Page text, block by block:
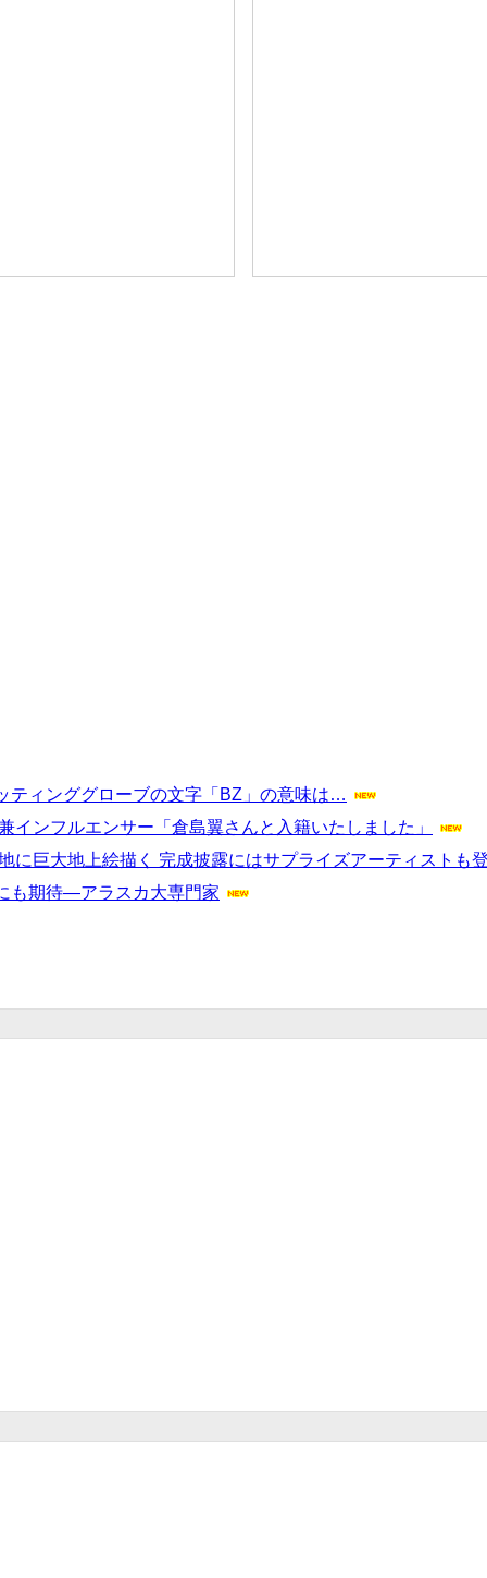
ティンググローブの文字「BZ」の意味は…
ンフルエンサー「倉島翼さんと入籍いたしました」
に巨大地上絵描く 完成披露にはサプライズアーティストも
も期待―アラスカ大専門家